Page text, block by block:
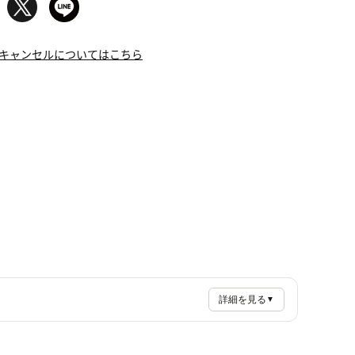
ャンセルについてはこちら
詳細を見る ▼